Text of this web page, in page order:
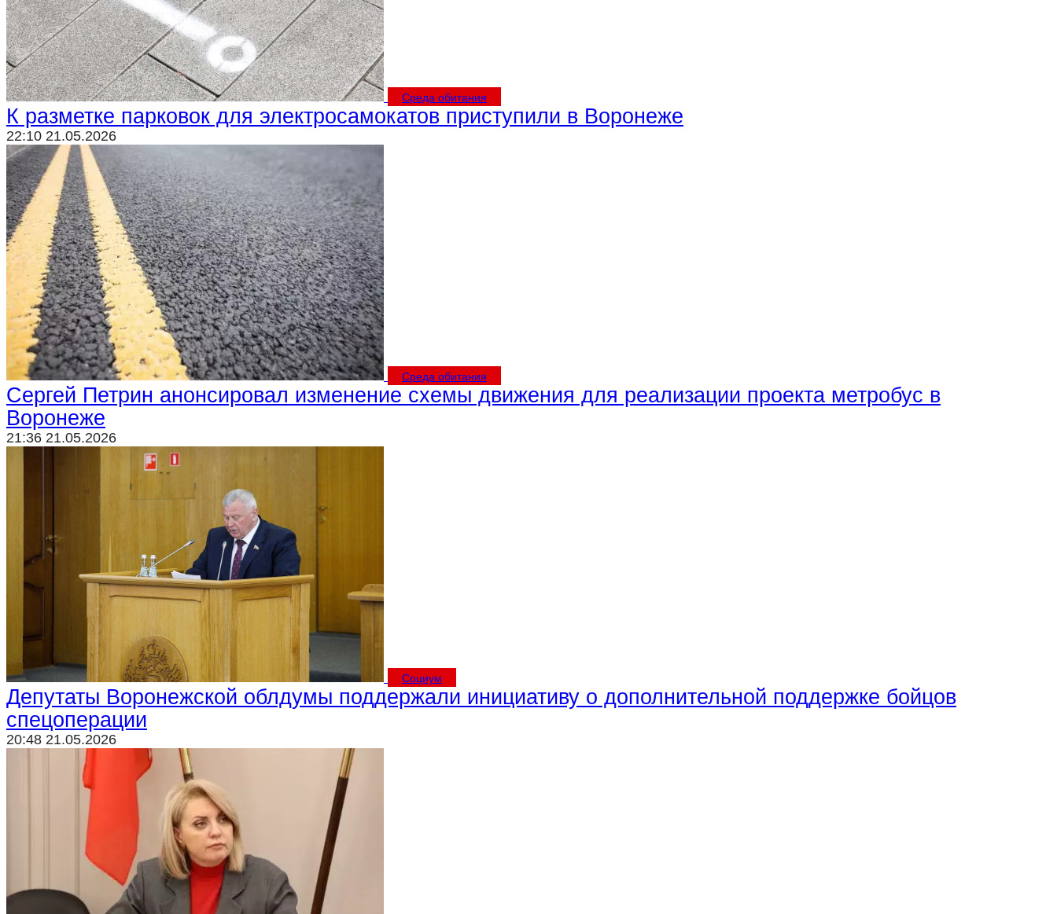
Криминал
Спорт
Черноземье
Россия
Среда обитания
К разметке парковок для электросамокатов приступили в Воронеже
22:10 21.05.2026
Среда обитания
Сергей Петрин анонсировал изменение схемы движения для реализации проекта метробус в
Воронеже
21:36 21.05.2026
Социум
Депутаты Воронежской облдумы поддержали инициативу о дополнительной поддержке бойцов
спецоперации
20:48 21.05.2026